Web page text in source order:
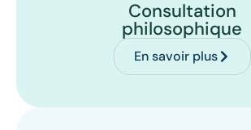
Consultation
philosophique
En savoir plus